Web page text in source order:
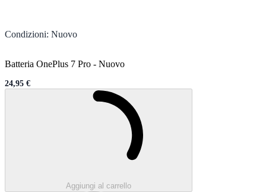
Condizioni: Nuovo
Batteria OnePlus 7 Pro - Nuovo
Sale price
24,95 €
Aggiungi al carrello